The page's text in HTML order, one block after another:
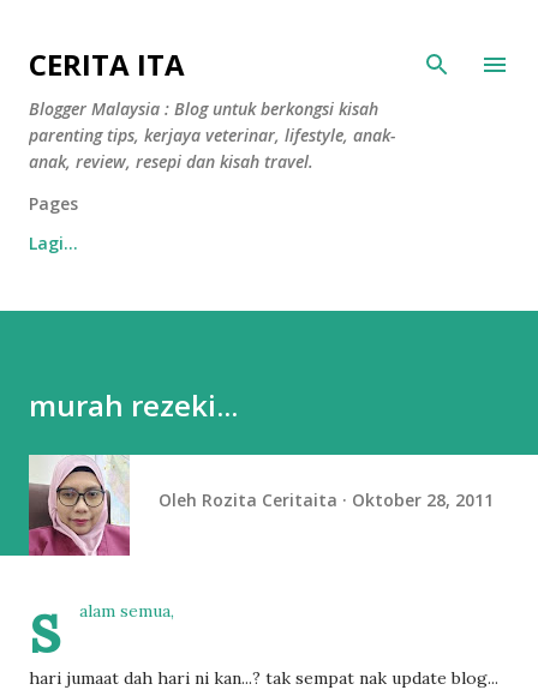
CERITA ITA
Blogger Malaysia : Blog untuk berkongsi kisah
parenting tips, kerjaya veterinar, lifestyle, anak-
anak, review, resepi dan kisah travel.
Pages
Lagi…
murah rezeki...
Oleh Rozita Ceritaita Oktober 28, 2011
s alam semua,
hari jumaat dah hari ni kan...? tak sempat nak update blog...